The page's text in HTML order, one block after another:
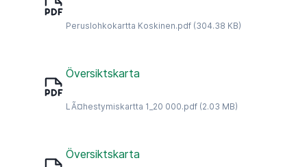
Peruslohkokartta Koskinen.pdf (304.38 KB)
Översiktskarta
LÃ¤hestymiskartta 1_20 000.pdf (2.03 MB)
Översiktskarta